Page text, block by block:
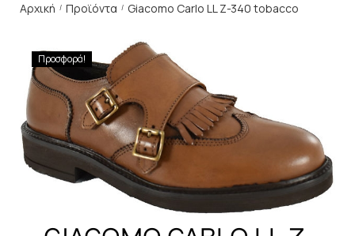
Αρχική / Προϊόντα / Giacomo Carlo LL Z-340 tobacco
Προσφορά!